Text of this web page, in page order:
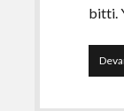
bitti.